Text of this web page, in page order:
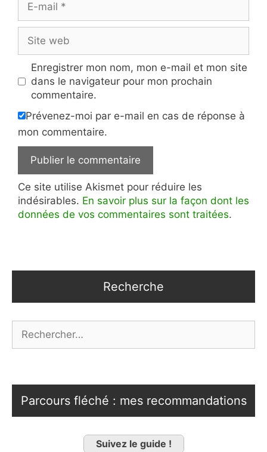
mail
web
Enregistrer mon nom, mon e-mail et mon site
dans le navigateur pour mon prochain
commentaire.
Prévenez-moi par e-mail en cas de réponse à
mon commentaire.
Ce site utilise Akismet pour réduire les
indésirables. En savoir plus sur la façon dont les
données de vos commentaires sont traitées.
Recherche
Parcours fléché : mes recommandations
Suivez le guide !